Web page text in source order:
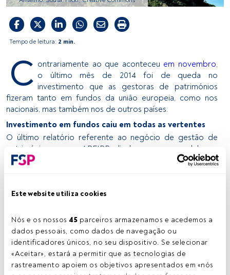
Este website utiliza cookies
Nós e os nossos 45 parceiros armazenamos e acedemos a
dados pessoais, como dados de navegação ou
identificadores únicos, no seu dispositivo. Se selecionar
«Aceitar», estará a permitir que as tecnologias de
rastreamento apoiem os objetivos apresentados em «nós
Tempo de leitura: 2 min.
C ontrariamente ao que aconteceu em novembro,
o último mês de 2014 foi de queda no
investimento que as gestoras de patrimónios
fizeram tanto em fundos da união europeia, como nos
nacionais, mas também nos de outros países.
Investimento em fundos caiu em todas as vertentes
O último relatório referente ao negócio de gestão de
patrimónios que a APFIPP divulga, e que se debruça
sobre a evolução das aplicações das S.G.P por mercado
gestoras de patrimónios – assistiram a um
novembro para os 2.385 milhões no final de 2014.
Redução mais significativa foi ainda protagonizada pelos
fundos de investimento do mercado nacional.As
gestoras de patrimóniosreduziram o dinheiro aplicado
nestes produtos, para um limiar abaixo dos 1.500